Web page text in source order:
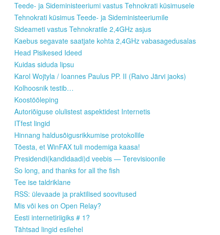
Teede- ja Sideministeeriumi vastus Tehnokrati küsimusele
Tehnokrati küsimus Teede- ja Sideministeeriumile
Sideameti vastus Tehnokratile 2,4GHz asjus
Kaebus segavate saatjate kohta 2,4GHz vabasagedusalas
Head Pisikesed Ideed
Kuidas siduda lipsu
Karol Wojtyla / Ioannes Paulus PP. II (Raivo Järvi jaoks)
Kolhoosnik testib…
Koostööleping
Autoriõiguse olulistest aspektidest Internetis
ITfest lingid
Hinnang haldusõigusrikkumise protokollile
Tõesta, et WinFAX tuli modemiga kaasa!
Presidendi(kandidaadi)d veebis — Terevisioonile
So long, and thanks for all the fish
Tee ise taldriklane
RSS: ülevaade ja praktilised soovitused
Mis või kes on Open Relay?
Eesti internetiriigiks # 1?
Tähtsad lingid esilehel